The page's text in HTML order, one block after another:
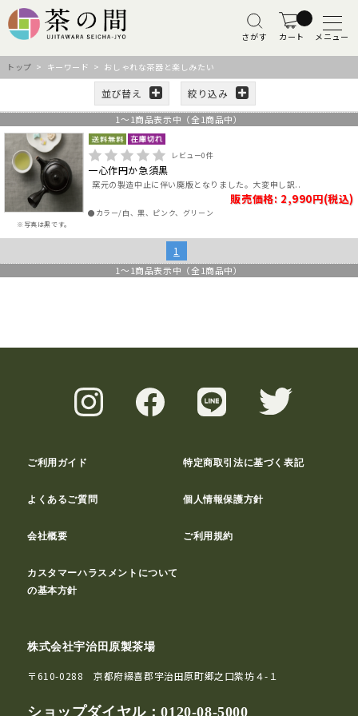
さがす カート メニュー
トップ > キーワード > おしゃれな茶器と楽しみたい
並び替え 絞り込み
1 ～ 1商品表示中（全 1商品中）
※写真は黒です。
レビュー0件
一心作円か急須黒
窯元の製造中止に伴い廃版となりました。大変申し訳..
販売価格: 2,990円(税込)
●カラー/白、黒、ピンク、グリーン
1
1 ～ 1商品表示中（全 1商品中）
ご利用ガイド 特定商取引法に基づく表記
よくあるご質問 個人情報保護方針
会社概要 ご利用規約
カスタマーハラスメントについて
の基本方針
株式会社宇治田原製茶場
〒610-0288 京都府綴喜郡宇治田原町郷之口紫坊４-１
ショップダイヤル：0120-08-5000